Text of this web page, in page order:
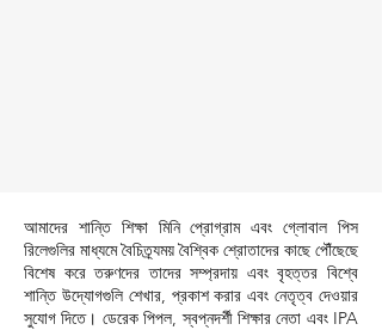
আমাদের শান্তি শিক্ষা মিনি প্রোগ্রাম এবং গ্লোবাল পিস
রিলেগুলির মাধ্যমে বৈচিত্র্যময় বৈশ্বিক শ্রোতাদের কাছে পৌঁছেছে
বিশেষ করে তরুণদের তাদের সম্প্রদায় এবং বৃহত্তর বিশ্বে
শান্তি উদ্যোগগুলি শেখার, প্রকাশ করার এবং নেতৃত্ব দেওয়ার
সুযোগ দিতে। ডেরেক পিপল, স্বপ্নদর্শী শিক্ষার নেতা এবং IPA